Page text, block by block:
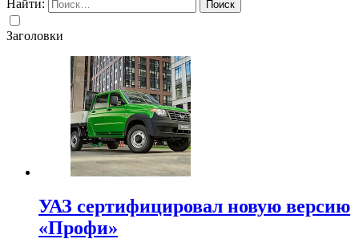
Найти:
Заголовки
УАЗ сертифицировал новую версию
«Профи»